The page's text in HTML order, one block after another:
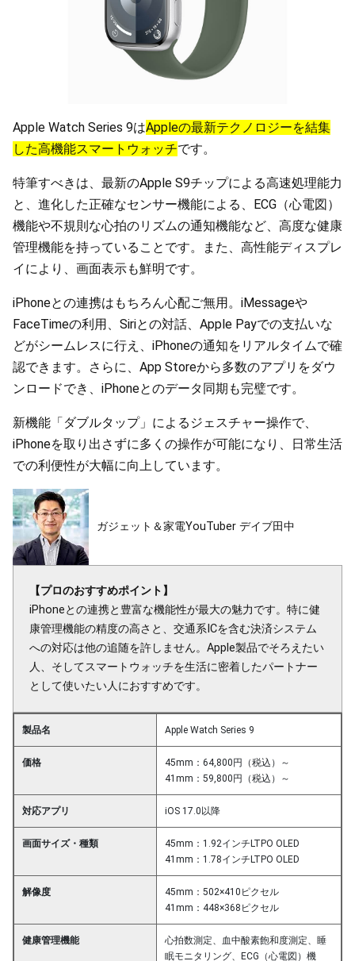
Apple Watch Series 9はAppleの最新テクノロジーを結集
した高機能スマートウォッチです。
特筆すべきは、最新のApple S9チップによる高速処理能力
と、進化した正確なセンサー機能による、ECG（心電図）
機能や不規則な心拍のリズムの通知機能など、高度な健康
管理機能を持っていることです。また、高性能ディスプレ
イにより、画面表示も鮮明です。
iPhoneとの連携はもちろん心配ご無用。iMessageや
FaceTimeの利用、Siriとの対話、Apple Payでの支払いな
どがシームレスに行え、iPhoneの通知をリアルタイムで確
認できます。さらに、App Storeから多数のアプリをダウ
ンロードでき、iPhoneとのデータ同期も完璧です。
新機能「ダブルタップ」によるジェスチャー操作で、
iPhoneを取り出さずに多くの操作が可能になり、日常生活
での利便性が大幅に向上しています。
ガジェット＆家電YouTuber デイブ田中
【プロのおすすめポイント】
iPhoneとの連携と豊富な機能性が最大の魅力です。特に健
康管理機能の精度の高さと、交通系ICを含む決済システム
への対応は他の追随を許しません。Apple製品でそろえたい
人、そしてスマートウォッチを生活に密着したパートナー
として使いたい人におすすめです。
製品名 Apple Watch Series 9
価格
45mm：64,800円（税込）～
41mm：59,800円（税込）～
対応アプリ iOS 17.0以降
画面サイズ・種類
45mm：1.92インチLTPO OLED
41mm：1.78インチLTPO OLED
解像度
45mm：502×410ピクセル
41mm：448×368ピクセル
健康管理機能
心拍数測定、血中酸素飽和度測定、睡
眠モニタリング、ECG（心電図）機